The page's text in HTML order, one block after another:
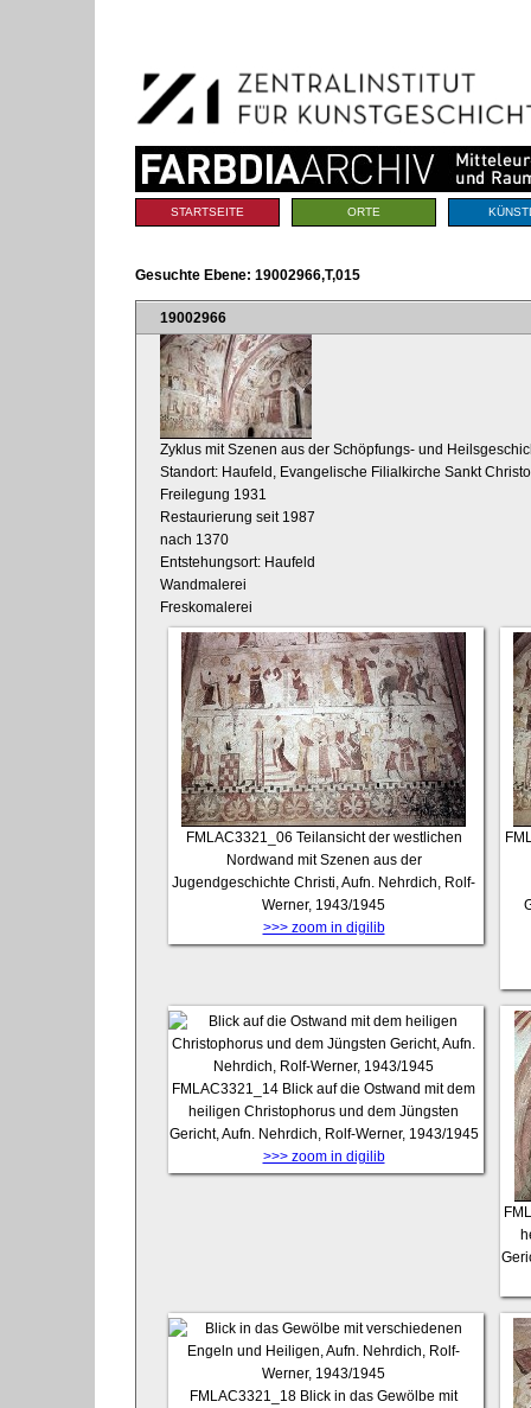
Navigation
Sektionen
STARTSEITE ORTE
Gesuchte Ebene: 19002966,T,015
19002966
Zyklus mit Szenen aus der Schöpfungs- und
Standort: Haufeld, Evangelische Filialkirche Sankt
Freilegung 1931
Restaurierung seit 1987
nach 1370
Entstehungsort: Haufeld
Wandmalerei
Freskomalerei
FMLAC3321_06 Teilansicht der westlichen
Nordwand mit Szenen aus der
Jugendgeschichte Christi, Aufn. Nehrdich, Rolf-
Werner, 1943/1945
>>> zoom in digilib
FMLAC3321_14 Blick auf die Ostwand mit dem
heiligen Christophorus und dem Jüngsten
Gericht, Aufn. Nehrdich, Rolf-Werner, 1943/1945
>>> zoom in digilib
FMLAC3321_18 Blick in das Gewölbe mit